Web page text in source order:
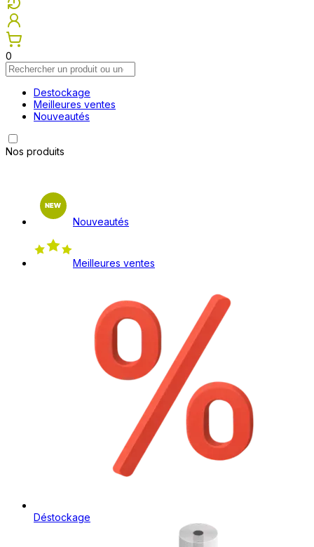
0
Destockage
Meilleures ventes
Nouveautés
Nos produits
Nouveautés
Meilleures ventes
Déstockage